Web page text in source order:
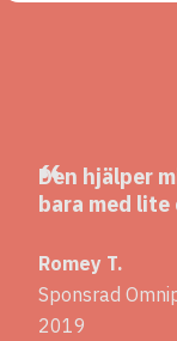
Den hjälper
bara med
Romey T.
Sponsrad
2019